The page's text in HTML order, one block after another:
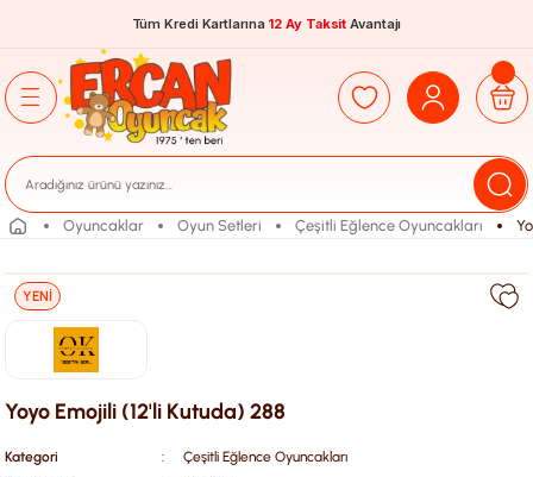
Tüm Kredi Kartlarına 12 Ay Taksit Avantajı
Oyuncaklar Oyun Setleri Çeşitli Eğlence Oyuncakları
YENİ
Yoyo Emojili (12'li Kutuda) 288
Kategori
Çeşitli Eğlence Oyuncakları